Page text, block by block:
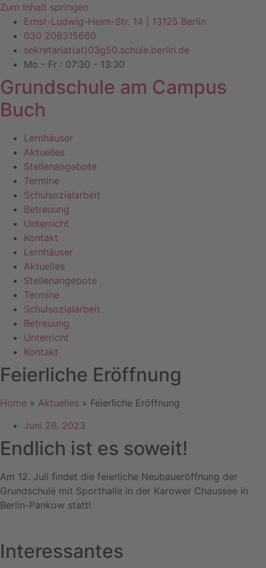
Zum Inhalt springen
Ernst-Ludwig-Heim-Str. 14 | 13125 Berlin
030 206315660
sekretariat(at)03g50.schule.berlin.de
Mo - Fr : 07:30 - 13:30
Grundschule am Campus
Buch
Lernhäuser
Aktuelles
Stellenangebote
Termine
Schulsozialarbeit
Betreuung
Unterricht
Kontakt
Lernhäuser
Aktuelles
Stellenangebote
Termine
Schulsozialarbeit
Betreuung
Unterricht
Kontakt
Feierliche Eröffnung
Home » Aktuelles » Feierliche Eröffnung
Juni 26, 2023
Endlich ist es soweit!
Am 12. Juli findet die feierliche Neubaueröffnung der
Grundschule mit Sporthalle in der Karower Chaussee in
Berlin-Pankow statt!
Interessantes